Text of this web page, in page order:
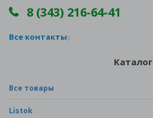
8 (343) 216-64-41
Все контакты
Каталог
Все товары
Listok